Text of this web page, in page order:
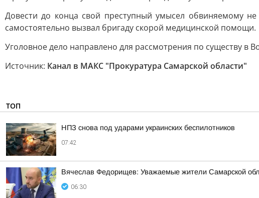
Довести до конца свой преступный умысел обвиняемому
самостоятельно вызвал бригаду скорой медицинской помощи.
Уголовное дело направлено для рассмотрения по существу в
Источник: Канал в МАКС "Прокуратура Самарской области"
ТОП
НПЗ снова под ударами украинских беспилотников
07:42
Вячеслав Федорищев: Уважаемые жители Самарской
06:30